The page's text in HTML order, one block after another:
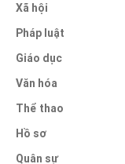
Xã hội
Pháp luật
Giáo dục
Văn hóa
Thể thao
Hồ sơ
Quân sự